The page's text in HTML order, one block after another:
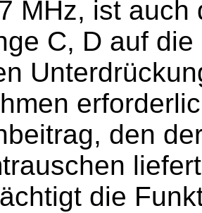
MHz, ist auch
C, D auf
den
die